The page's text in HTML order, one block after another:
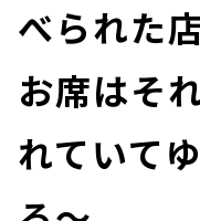
べられた
お席はそ
れていて